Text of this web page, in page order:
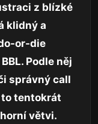
z blízké
klidný a
or-die
Podle něj
správný call
tentokrát
větvi.